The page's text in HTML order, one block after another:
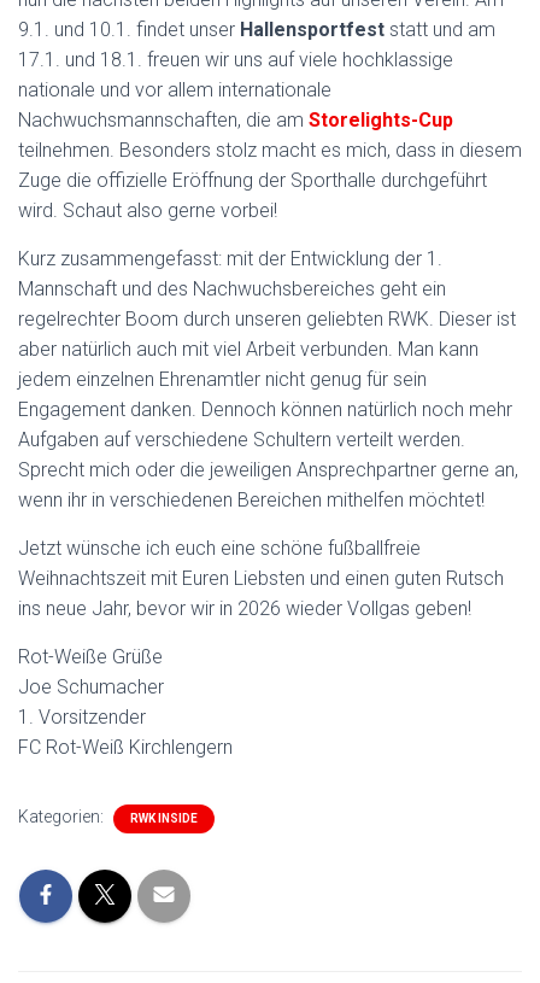
9.1. und 10.1. findet unser Hallensportfest statt und am
17.1. und 18.1. freuen wir uns auf viele hochklassige
nationale und vor allem internationale
Nachwuchsmannschaften, die am Storelights-Cup
teilnehmen. Besonders stolz macht es mich, dass in diesem
Zuge die offizielle Eröffnung der Sporthalle durchgeführt
wird. Schaut also gerne vorbei!
Kurz zusammengefasst: mit der Entwicklung der 1.
Mannschaft und des Nachwuchsbereiches geht ein
regelrechter Boom durch unseren geliebten RWK. Dieser ist
aber natürlich auch mit viel Arbeit verbunden. Man kann
jedem einzelnen Ehrenamtler nicht genug für sein
Engagement danken. Dennoch können natürlich noch mehr
Aufgaben auf verschiedene Schultern verteilt werden.
Sprecht mich oder die jeweiligen Ansprechpartner gerne an,
wenn ihr in verschiedenen Bereichen mithelfen möchtet!
Jetzt wünsche ich euch eine schöne fußballfreie
Weihnachtszeit mit Euren Liebsten und einen guten Rutsch
ins neue Jahr, bevor wir in 2026 wieder Vollgas geben!
Rot-Weiße Grüße
Joe Schumacher
1. Vorsitzender
FC Rot-Weiß Kirchlengern
Kategorien: RWK INSIDE